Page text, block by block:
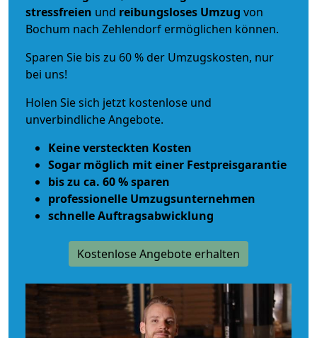
stressfreien und reibungsloses Umzug von
Bochum nach Zehlendorf ermöglichen können.
Sparen Sie bis zu 60 % der Umzugskosten, nur
bei uns!
Holen Sie sich jetzt kostenlose und
unverbindliche Angebote.
Keine versteckten Kosten
Sogar möglich mit einer Festpreisgarantie
bis zu ca. 60 % sparen
professionelle Umzugsunternehmen
schnelle Auftragsabwicklung
Kostenlose Angebote erhalten